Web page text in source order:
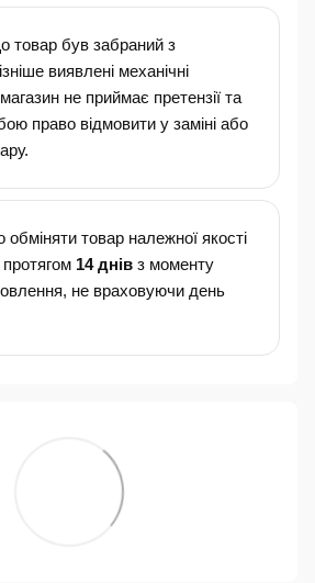
товар був забраний з
виявлені механічні
не приймає претензії та
право відмовити у заміні або
товар належної якості
протягом 14 днів з моменту
не враховуючи день